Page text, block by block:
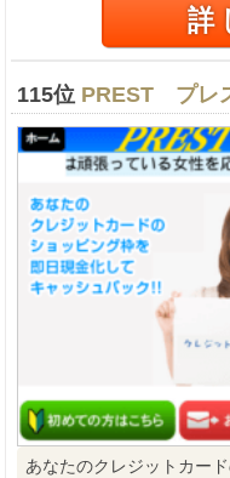
詳
115位 PREST プレ
あなたのクレジットカー